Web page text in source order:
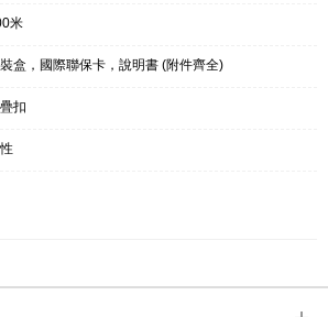
米
盒，國際聯保卡，說明書 (附件齊全)
扣